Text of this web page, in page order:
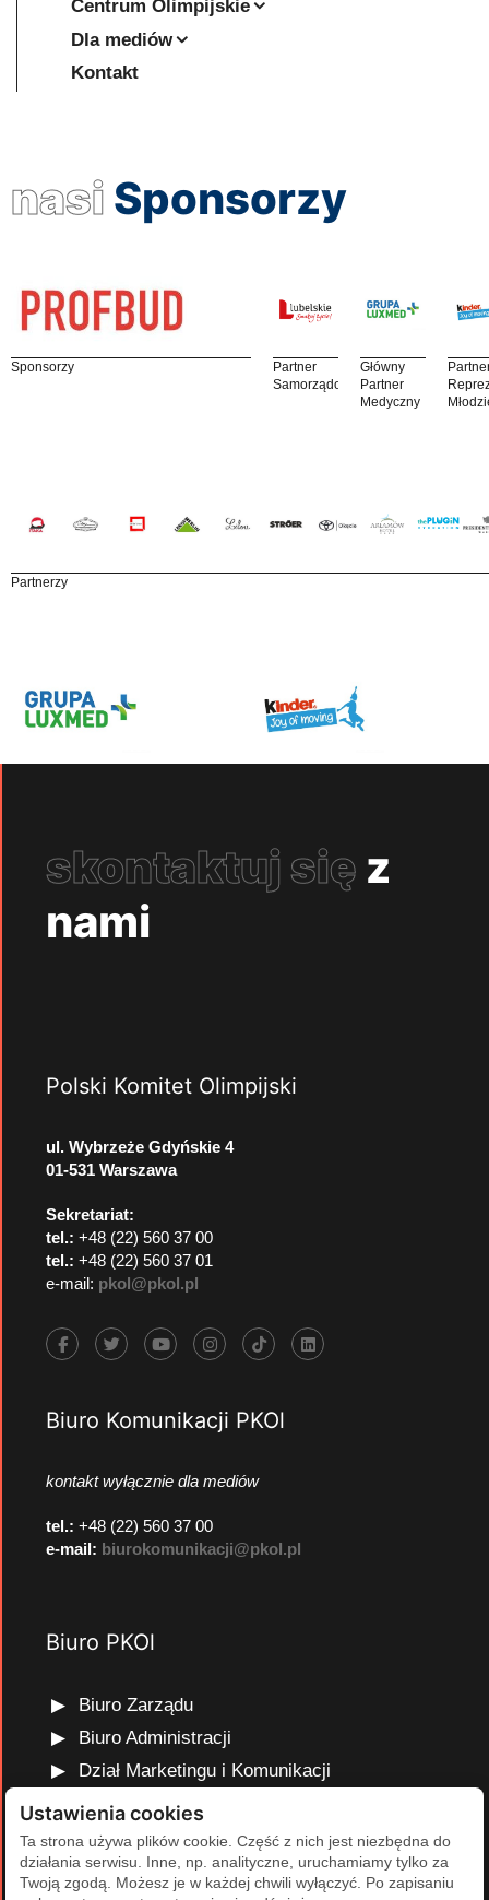
Centrum Olimpijskie
Dla mediów
Kontakt
nasi Sponsorzy
Sponsorzy
Partner
Samorządowy
Główny
Partner
Medyczny
Partnerzy
skontaktuj się z
nami
Polski Komitet Olimpijski
ul. Wybrzeże Gdyńskie 4
01-531 Warszawa
Sekretariat:
tel.: +48 (22) 560 37 00
tel.: +48 (22) 560 37 01
e-mail: pkol@pkol.pl
Biuro Komunikacji PKOl
kontakt wyłącznie dla mediów
tel.: +48 (22) 560 37 00
e-mail: biurokomunikacji@pkol.pl
Biuro PKOl
Biuro Zarządu
Biuro Administracji
Dział Marketingu i Komunikacji
Dział Edukacji Olimpijskiej
Dział Finansów i Kadr
Dział Projektów Olimpijskich
Ustawienia cookies
Ta strona używa plików cookie. Część z nich jest niezbędna do
działania serwisu. Inne, np. analityczne, uruchamiamy tylko za
Twoją zgodą. Możesz je w każdej chwili wyłączyć. Po zapisaniu